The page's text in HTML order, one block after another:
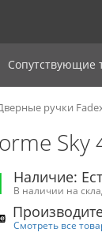
Сопутствующие
ручки
Sky
Наличие:
В наличии на
Смотреть все